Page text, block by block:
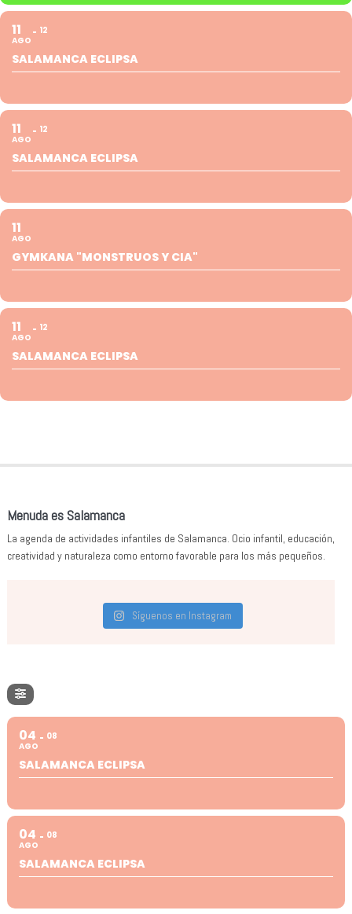
11
AGO
12
SALAMANCA ECLIPSA
11
AGO
12
SALAMANCA ECLIPSA
11
AGO
GYMKANA "MONSTRUOS Y CIA"
11
AGO
12
SALAMANCA ECLIPSA
Menuda es Salamanca
La agenda de actividades infantiles de Salamanca. Ocio infantil, educación,
creatividad y naturaleza como entorno favorable para los más pequeños.
Síguenos en Instagram
04
AGO
08
SALAMANCA ECLIPSA
04
AGO
08
SALAMANCA ECLIPSA